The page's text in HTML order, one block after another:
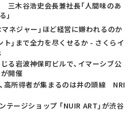
三木谷浩史会長兼社長「人間味のあ
」
マネジャー」ほど経営に嫌われるのか
ト」まで全力を尽くせるか - さくらイ
る岩波神保町ビルで、イマーシブ公
が開催
高所得者が集まるのは井の頭線 NRI
テージショップ 「NUIR ART」が渋谷